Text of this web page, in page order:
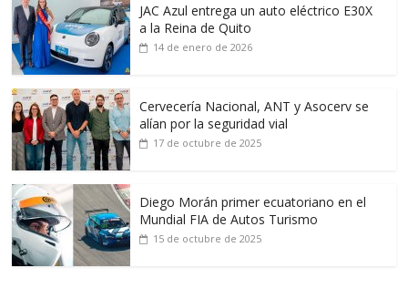
JAC Azul entrega un auto eléctrico E30X
a la Reina de Quito
14 de enero de 2026
Cervecería Nacional, ANT y Asocerv se
alían por la seguridad vial
17 de octubre de 2025
Diego Morán primer ecuatoriano en el
Mundial FIA de Autos Turismo
15 de octubre de 2025